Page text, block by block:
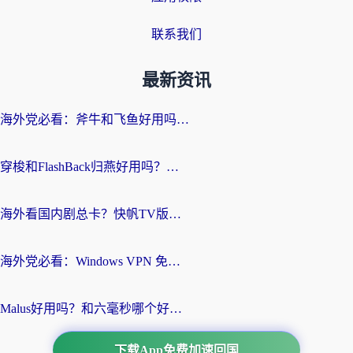
联系我们
最新资讯
海外党必看：斧牛和飞鱼好用吗？3步选对回国加速器，无缝刷剧玩国服
穿梭和FlashBack归燕好用吗？海外党亲测3款热门回国加速器，教你选对不踩坑
海外看国内剧总卡？快帆TV版VPN好用吗？和快滚VPN对比哪个回国效果更好？
海外党必看：Windows VPN 免费？别踩坑！教你选对好用的国内加速器无缝回国
Malus好用吗？和六毫秒哪个好？海外党选回国加速器的避坑指南
下载App免费加速回国